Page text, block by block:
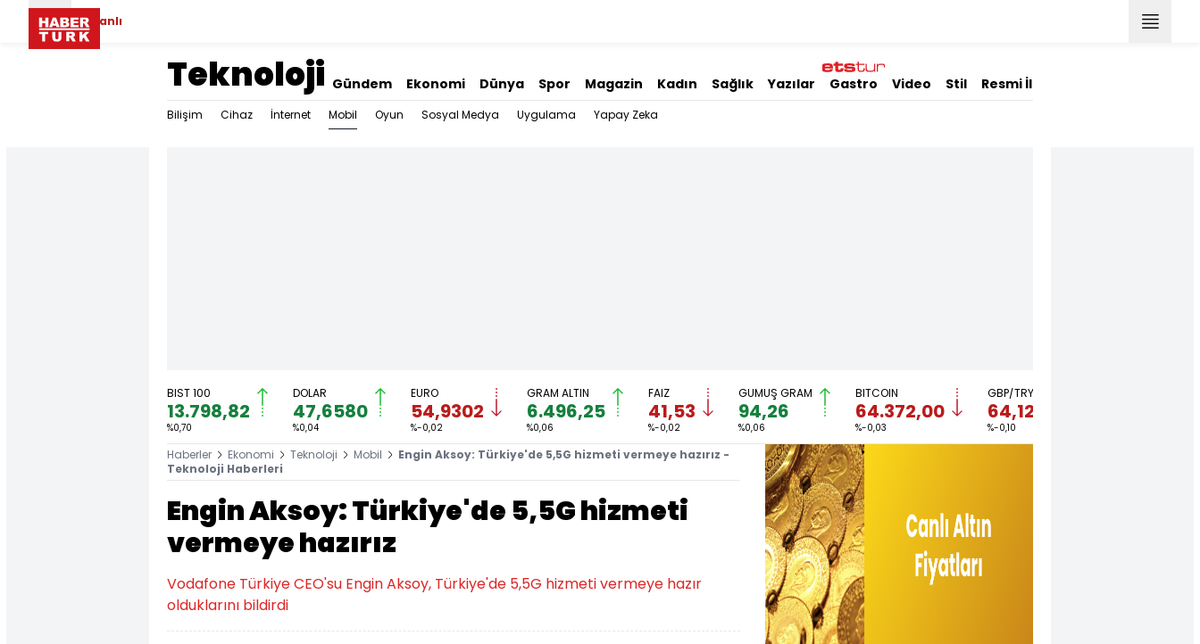
Canlı
Teknoloji Gündem Ekonomi Dünya Spor Magazin Kadın Sağlık Yazılar Gastro Video Stil Resmi İlanlar
Bilişim Cihaz İnternet Mobil Oyun Sosyal Medya Uygulama Yapay Zeka
BIST 100
13.798,82
%0,70
DOLAR
47,6580
%0,04
EURO
54,9302
%-0,02
GRAM ALTIN
6.496,25
%0,06
FAİZ
41,53
%-0,02
GÜMÜŞ GRAM
94,26
%0,06
BITCOIN
64.372,00
%-0,03
GBP/TRY
64,1246
%-0,10
Haberler Ekonomi Teknoloji Mobil
Engin Aksoy: Türkiye'de 5,5G hizmeti vermeye hazırız -
Teknoloji Haberleri
Engin Aksoy: Türkiye'de 5,5G hizmeti
vermeye hazırız
Vodafone Türkiye CEO'su Engin Aksoy, Türkiye'de 5,5G hizmeti vermeye hazır
olduklarını bildirdi